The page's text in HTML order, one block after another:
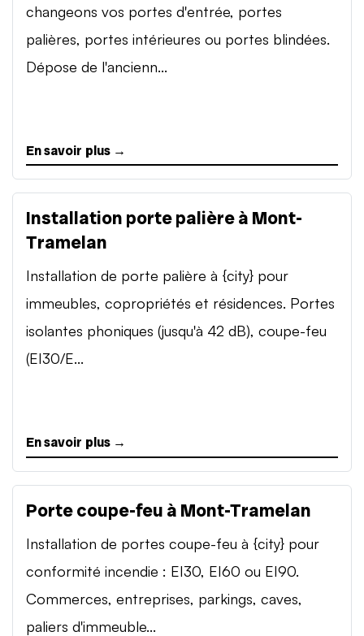
changeons vos portes d'entrée, portes
palières, portes intérieures ou portes blindées.
Dépose de l'ancienn...
En savoir plus →
Installation porte palière à Mont-
Tramelan
Installation de porte palière à {city} pour
immeubles, copropriétés et résidences. Portes
isolantes phoniques (jusqu'à 42 dB), coupe-feu
(EI30/E...
En savoir plus →
Porte coupe-feu à Mont-Tramelan
Installation de portes coupe-feu à {city} pour
conformité incendie : EI30, EI60 ou EI90.
Commerces, entreprises, parkings, caves,
paliers d'immeuble...